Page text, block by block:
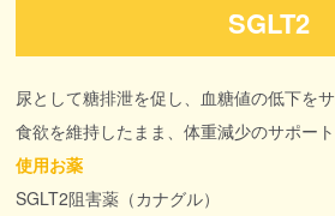
SGLT2
尿として糖排泄を促し、血糖値の低下を
食欲を維持したまま、体重減少のサポート
使用お薬
SGLT2阻害薬（カナグル）